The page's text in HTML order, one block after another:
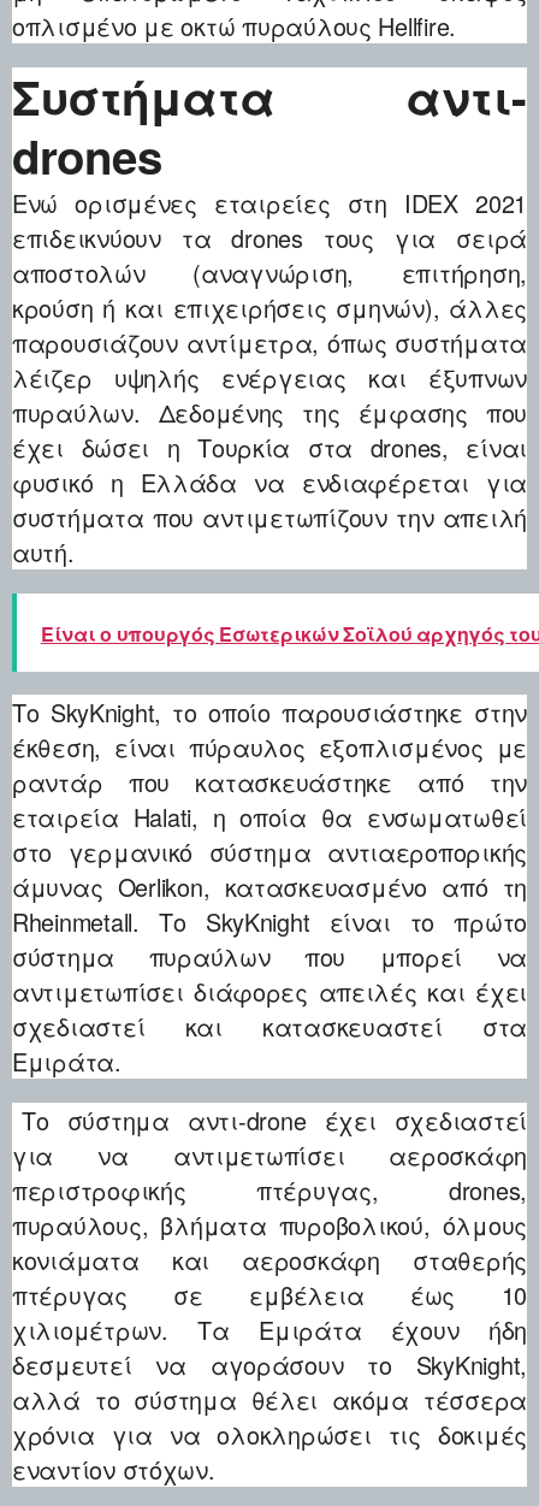
οπλισμένο με οκτώ πυραύλους Hellfire.
Συστήματα αντι-
drones
Ενώ ορισμένες εταιρείες στη IDEX 2021
επιδεικνύουν τα drones τους για σειρά
αποστολών (αναγνώριση, επιτήρηση,
κρούση ή και επιχειρήσεις σμηνών), άλλες
παρουσιάζουν αντίμετρα, όπως συστήματα
λέιζερ υψηλής ενέργειας και έξυπνων
πυραύλων. Δεδομένης της έμφασης που
έχει δώσει η Τουρκία στα drones, είναι
φυσικό η Ελλάδα να ενδιαφέρεται για
συστήματα που αντιμετωπίζουν την απειλή
αυτή.
Είναι ο υπουργός Εσωτερικών Σοϊλού αρχηγός
Το SkyKnight, το οποίο παρουσιάστηκε στην
έκθεση, είναι πύραυλος εξοπλισμένος με
ραντάρ που κατασκευάστηκε από την
εταιρεία Halati, η οποία θα ενσωματωθεί
στο γερμανικό σύστημα αντιαεροπορικής
άμυνας Oerlikon, κατασκευασμένο από τη
Rheinmetall. Το SkyKnight είναι το πρώτο
σύστημα πυραύλων που μπορεί να
αντιμετωπίσει διάφορες απειλές και έχει
σχεδιαστεί και κατασκευαστεί στα
Εμιράτα.
Το σύστημα αντι-drone έχει σχεδιαστεί
για να αντιμετωπίσει αεροσκάφη
περιστροφικής πτέρυγας, drones,
πυραύλους, βλήματα πυροβολικού, όλμους
κονιάματα και αεροσκάφη σταθερής
πτέρυγας σε εμβέλεια έως 10
χιλιομέτρων. Τα Εμιράτα έχουν ήδη
δεσμευτεί να αγοράσουν το SkyKnight,
αλλά το σύστημα θέλει ακόμα τέσσερα
χρόνια για να ολοκληρώσει τις δοκιμές
εναντίον στόχων.